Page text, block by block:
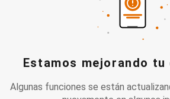
Estamos mejorando tu
Algunas funciones se están